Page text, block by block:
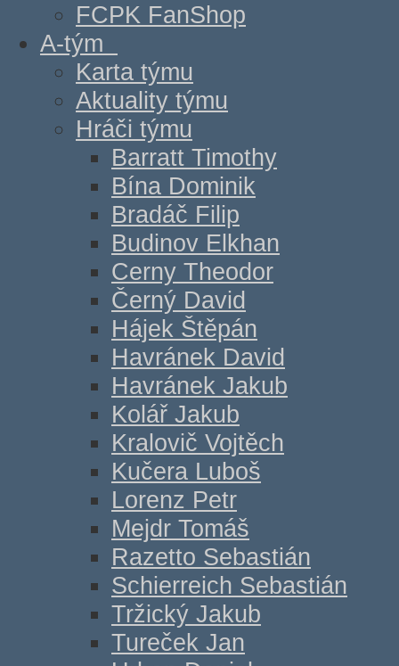
FCPK FanShop
A-tým
Karta týmu
Aktuality týmu
Hráči týmu
Barratt Timothy
Bína Dominik
Bradáč Filip
Budinov Elkhan
Cerny Theodor
Černý David
Hájek Štěpán
Havránek David
Havránek Jakub
Kolář Jakub
Kralovič Vojtěch
Kučera Luboš
Lorenz Petr
Mejdr Tomáš
Razetto Sebastián
Schierreich Sebastián
Tržický Jakub
Tureček Jan